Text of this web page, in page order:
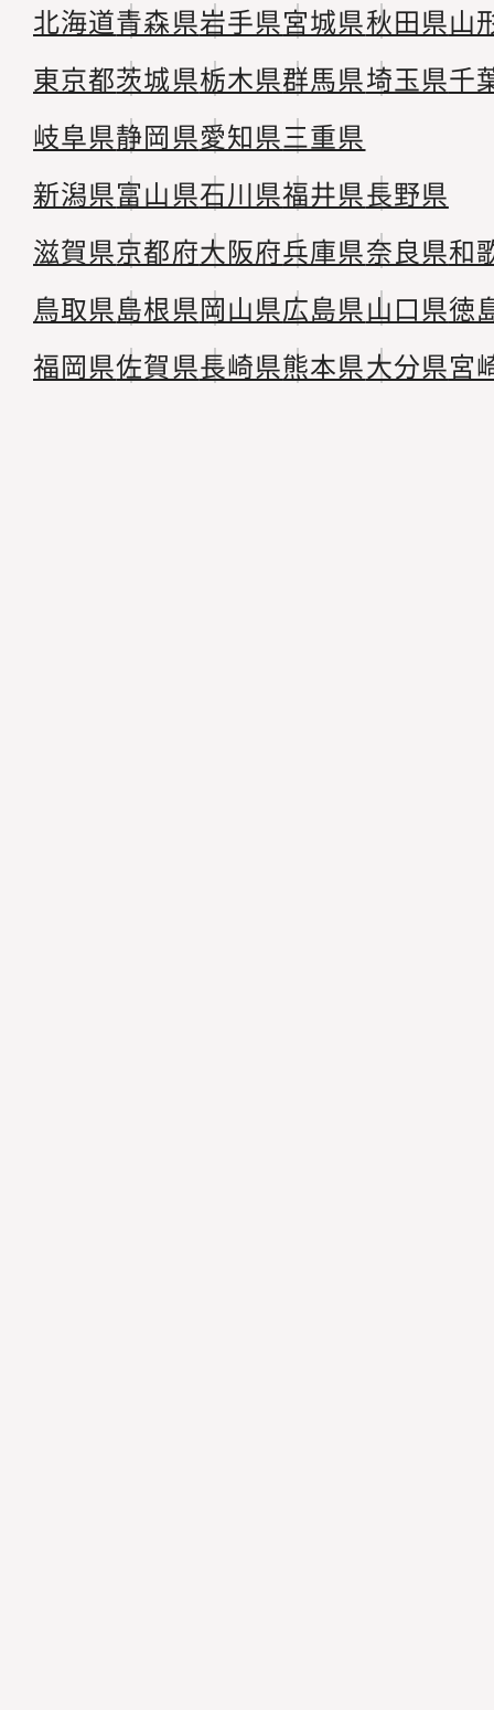
北海道青森県岩手県宮城県秋田県山
東京都茨城県栃木県群馬県埼玉県千
岐阜県静岡県愛知県三重県
新潟県富山県石川県福井県長野県
滋賀県京都府大阪府兵庫県奈良県和
鳥取県島根県岡山県広島県山口県徳
福岡県佐賀県長崎県熊本県大分県宮